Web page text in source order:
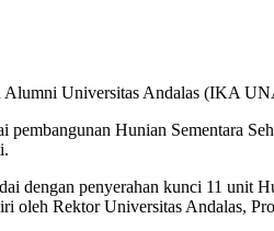
Alumni Universitas Andalas (IKA
Hunian Sementara
dengan penyerahan kunci 11 unit
oleh Rektor Universitas Andalas,